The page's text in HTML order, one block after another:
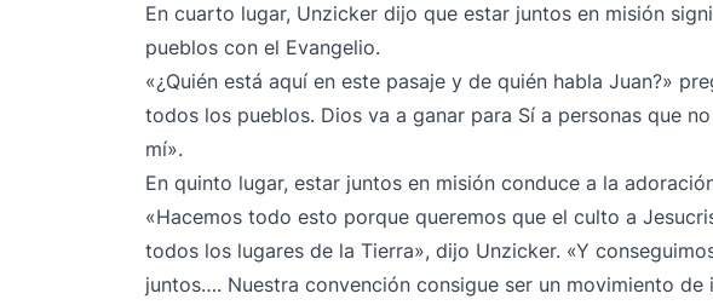
En cuarto lugar, Unzicker dijo que estar juntos en misión
pueblos con el Evangelio.
«¿Quién está aquí en este pasaje y de quién habla Juan?»
todos los pueblos. Dios va a ganar para Sí a personas que
mí».
En quinto lugar, estar juntos en misión conduce a la
«Hacemos todo esto porque queremos que el culto a
todos los lugares de la Tierra», dijo Unzicker. «Y
juntos…. Nuestra convención consigue ser un movimiento de